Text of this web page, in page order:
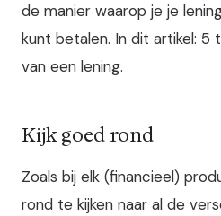
de manier waarop je je
kunt betalen. In dit artikel: 5
van een lening.
Kijk goed rond
Zoals bij elk (financieel)
rond te kijken naar al de